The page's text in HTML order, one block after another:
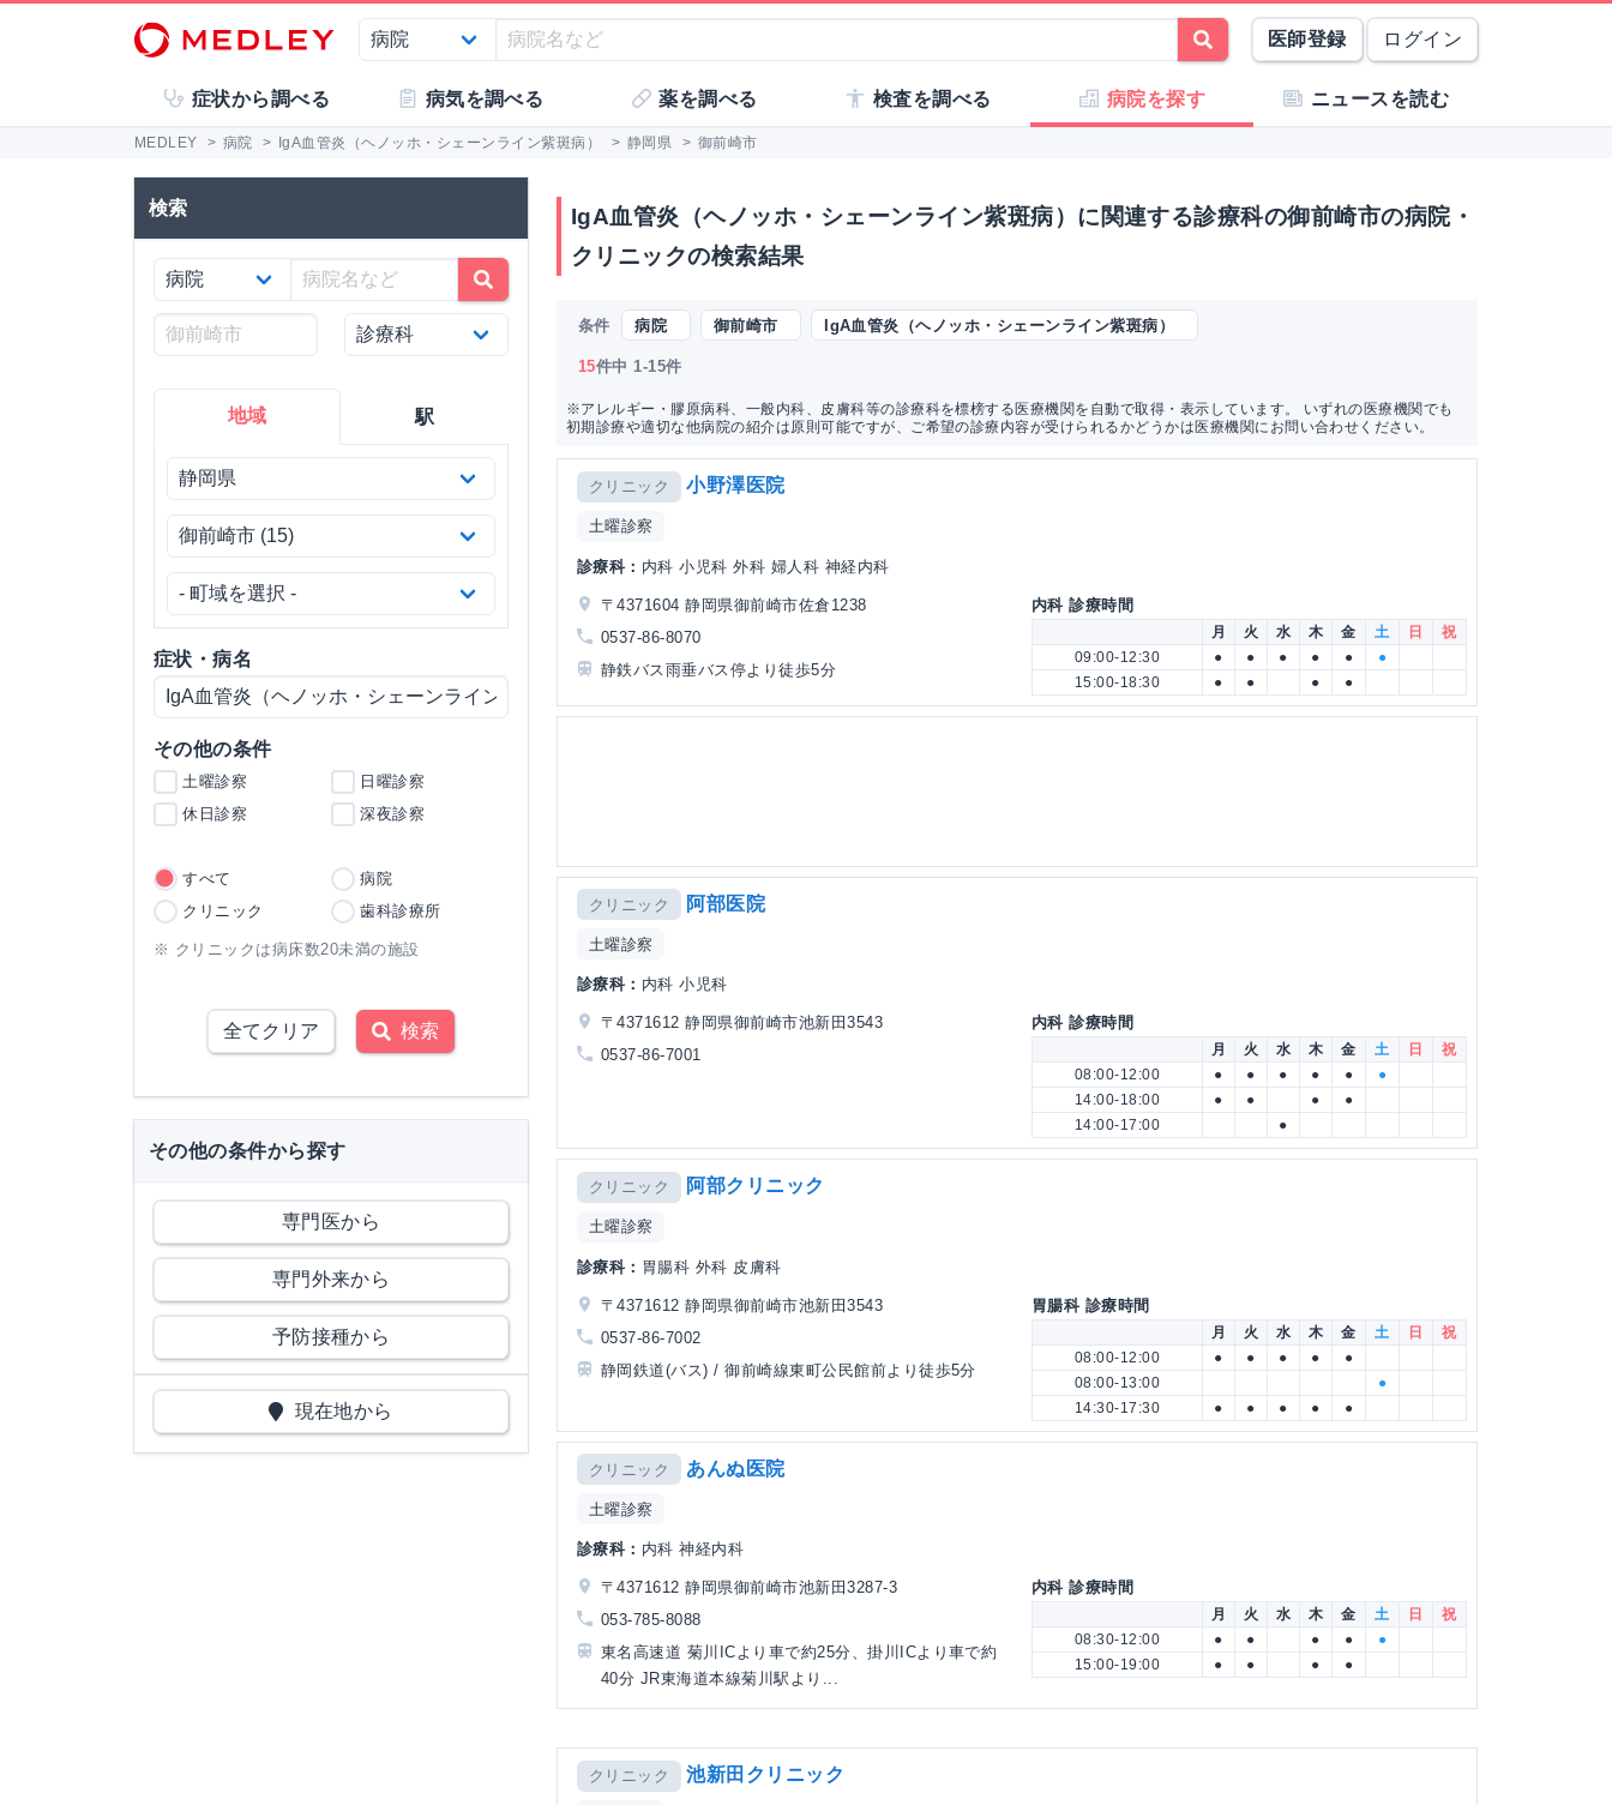
医師登録 ログイン
症状から調べる 病気を調べる 薬を調べる 検査を調べる 病院を探す ニュースを読む
MEDLEY > 病院 > IgA血管炎（ヘノッホ・シェーンライン紫斑病） > 静岡県 > 御前崎市
検索
地域 駅
症状・病名
その他の条件
土曜診察
日曜診察
休日診察
深夜診察
すべて
病院
クリニック
歯科診療所
※ クリニックは病床数20未満の施設
全てクリア 検索
その他の条件から探す
専門医から
専門外来から
予防接種から
現在地から
IgA血管炎（ヘノッホ・シェーンライン紫斑病）に関連する診療科の御前崎市の病院・
クリニックの検索結果
条件 病院 御前崎市 IgA血管炎（ヘノッホ・シェーンライン紫斑病）
15件中 1-15件
※アレルギー・膠原病科、一般内科、皮膚科等の診療科を標榜する医療機関を自動で取得・表示しています。 いずれの医療機関でも
初期診療や適切な他病院の紹介は原則可能ですが、ご希望の診療内容が受けられるかどうかは医療機関にお問い合わせください。
クリニック 小野澤医院
土曜診察
診療科： 内科 小児科 外科 婦人科 神経内科
〒4371604 静岡県御前崎市佐倉1238
0537-86-8070
静鉄バス雨垂バス停より徒歩5分
内科 診療時間
月 火 水 木 金 土 日
祝
09:00-12:30
● ● ● ● ●
●
15:00-18:30
● ● ● ●
クリニック 阿部医院
土曜診察
診療科： 内科 小児科
〒4371612 静岡県御前崎市池新田3543
0537-86-7001
内科 診療時間
月 火 水 木 金 土 日
祝
08:00-12:00
● ● ● ● ●
●
14:00-18:00
● ● ●
●
14:00-17:00
●
クリニック 阿部クリニック
土曜診察
診療科： 胃腸科 外科 皮膚科
〒4371612 静岡県御前崎市池新田3543
0537-86-7002
静岡鉄道(バス) / 御前崎線東町公民館前より徒歩5分
胃腸科 診療時間
月 火 水 木 金 土 日
祝
08:00-12:00
● ● ● ●
●
08:00-13:00
●
14:30-17:30
● ● ● ● ●
クリニック あんぬ医院
土曜診察
診療科： 内科 神経内科
〒4371612 静岡県御前崎市池新田3287-3
053-785-8088
東名高速道 菊川ICより車で約25分、掛川ICより車で約
40分 JR東海道本線菊川駅より...
内科 診療時間
月 火 水 木 金 土 日
祝
08:30-12:00
● ● ● ●
●
15:00-19:00
● ● ● ●
クリニック 池新田クリニック